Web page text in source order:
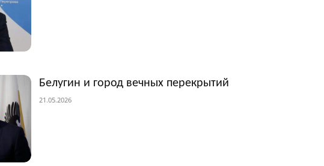
Белугин и город вечных перекрытий
21.05.2026